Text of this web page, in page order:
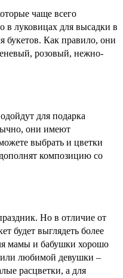
чаще всего
в луковицах для высадки в
букетов. Как правило, они
розовый, нежно-
для подарка
они имеют
выбрать и цветки
композицию со
Но в отличие от
будет выглядеть более
мамы и бабушки хорошо
любимой девушки –
расцветки, а для